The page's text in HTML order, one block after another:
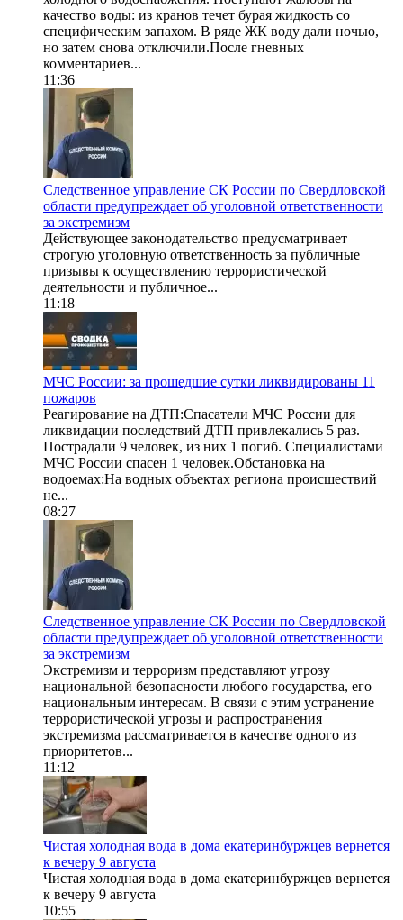
качество воды: из кранов течет бурая жидкость со
специфическим запахом. В ряде ЖК воду дали ночью,
но затем снова отключили.После гневных
комментариев...
11:36
Следственное управление СК России по Свердловской
области предупреждает об уголовной ответственности
за экстремизм
Действующее законодательство предусматривает
строгую уголовную ответственность за публичные
призывы к осуществлению террористической
деятельности и публичное...
11:18
МЧС России: за прошедшие сутки ликвидированы 11
пожаров
Реагирование на ДТП:Спасатели МЧС России для
ликвидации последствий ДТП привлекались 5 раз.
Пострадали 9 человек, из них 1 погиб. Специалистами
МЧС России спасен 1 человек.Обстановка на
водоемах:На водных объектах региона происшествий
не...
08:27
Следственное управление СК России по Свердловской
области предупреждает об уголовной ответственности
за экстремизм
Экстремизм и терроризм представляют угрозу
национальной безопасности любого государства, его
национальным интересам. В связи с этим устранение
террористической угрозы и распространения
экстремизма рассматривается в качестве одного из
приоритетов...
11:12
Чистая холодная вода в дома екатеринбуржцев вернется
к вечеру 9 августа
Чистая холодная вода в дома екатеринбуржцев вернется
к вечеру 9 августа
10:55